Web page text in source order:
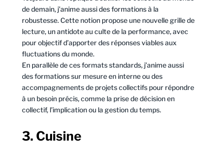
de demain, j’anime aussi des formations à la
robustesse. Cette notion propose une nouvelle grille de
lecture, un antidote au culte de la performance, avec
pour objectif d’apporter des réponses viables aux
fluctuations du monde.
En parallèle de ces formats standards, j’anime aussi
des formations sur mesure en interne ou des
accompagnements de projets collectifs pour répondre
à un besoin précis, comme la prise de décision en
collectif, l’implication ou la gestion du temps.
3. Cuisine